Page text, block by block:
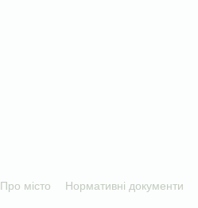
Про місто Нормативні документи